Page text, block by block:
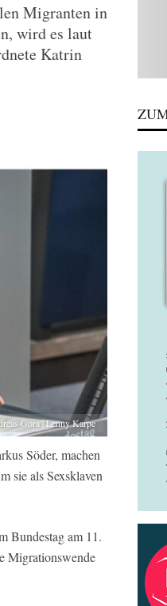
Migranten in
wird es laut
Katrin
Gora | Lenny Karpe
Söder, machen
sie als Sexsklaven
Bundestag am 11.
Migrationswende